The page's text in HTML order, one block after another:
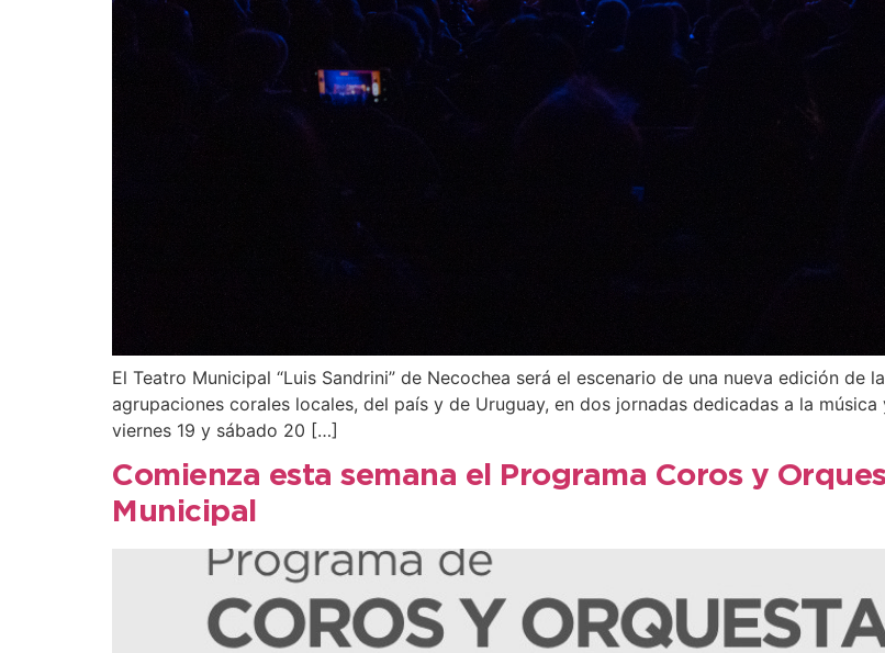
El Teatro Municipal “Luis Sandrini” de Necochea será el escenario de una nueva edición de
agrupaciones corales locales, del país y de Uruguay, en dos jornadas dedicadas a la
viernes 19 y sábado 20 […]
Comienza esta semana el Programa Coros y
Municipal